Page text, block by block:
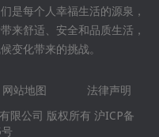
是每个人幸福生活的源泉，
来舒适、安全和品质生活，
变化带来的挑战。
网站地图
法律声明
限公司 版权所有 沪ICP备